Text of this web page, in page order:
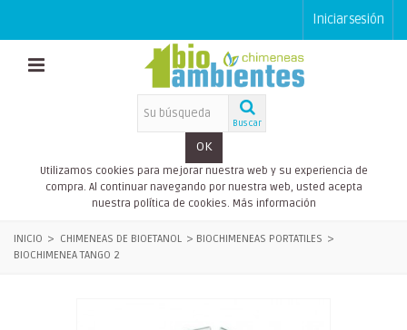
Iniciar sesión
Buscar
OK
Utilizamos cookies para mejorar nuestra web y su experiencia de
compra. Al continuar navegando por nuestra web, usted acepta
nuestra política de cookies. Más información
INICIO > CHIMENEAS DE BIOETANOL > BIOCHIMENEAS PORTATILES >
BIOCHIMENEA TANGO 2